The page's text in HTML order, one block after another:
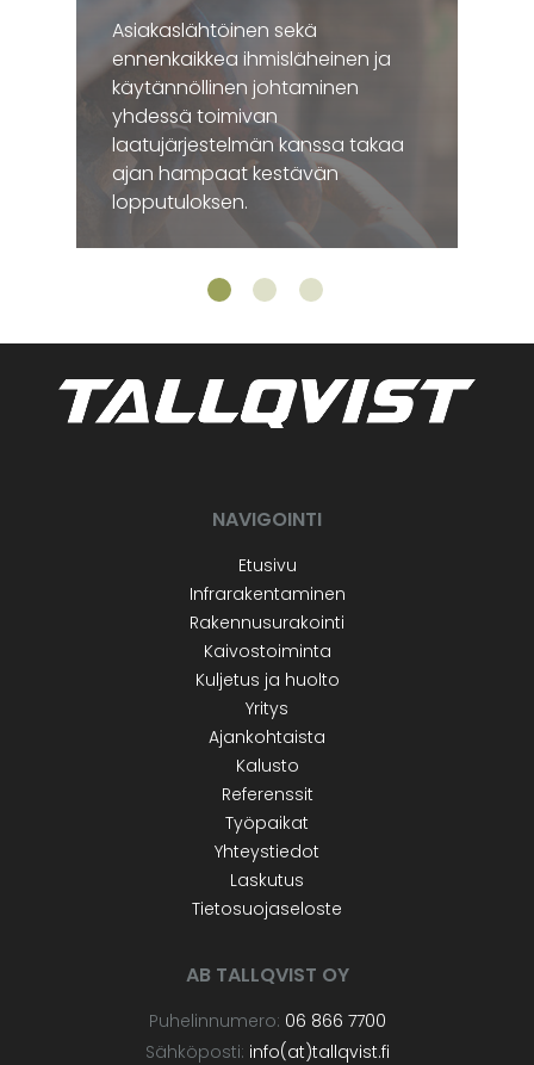
Asiakaslähtöinen sekä
ennenkaikkea ihmisläheinen ja
käytännöllinen johtaminen
yhdessä toimivan
laatujärjestelmän kanssa takaa
ajan hampaat kestävän
lopputuloksen.
NAVIGOINTI
Etusivu
Infrarakentaminen
Rakennusurakointi
Kaivostoiminta
Kuljetus ja huolto
Yritys
Ajankohtaista
Kalusto
Referenssit
Työpaikat
Yhteystiedot
Laskutus
Tietosuojaseloste
AB TALLQVIST OY
Puhelinnumero: 06 866 7700
Sähköposti: info(at)tallqvist.fi